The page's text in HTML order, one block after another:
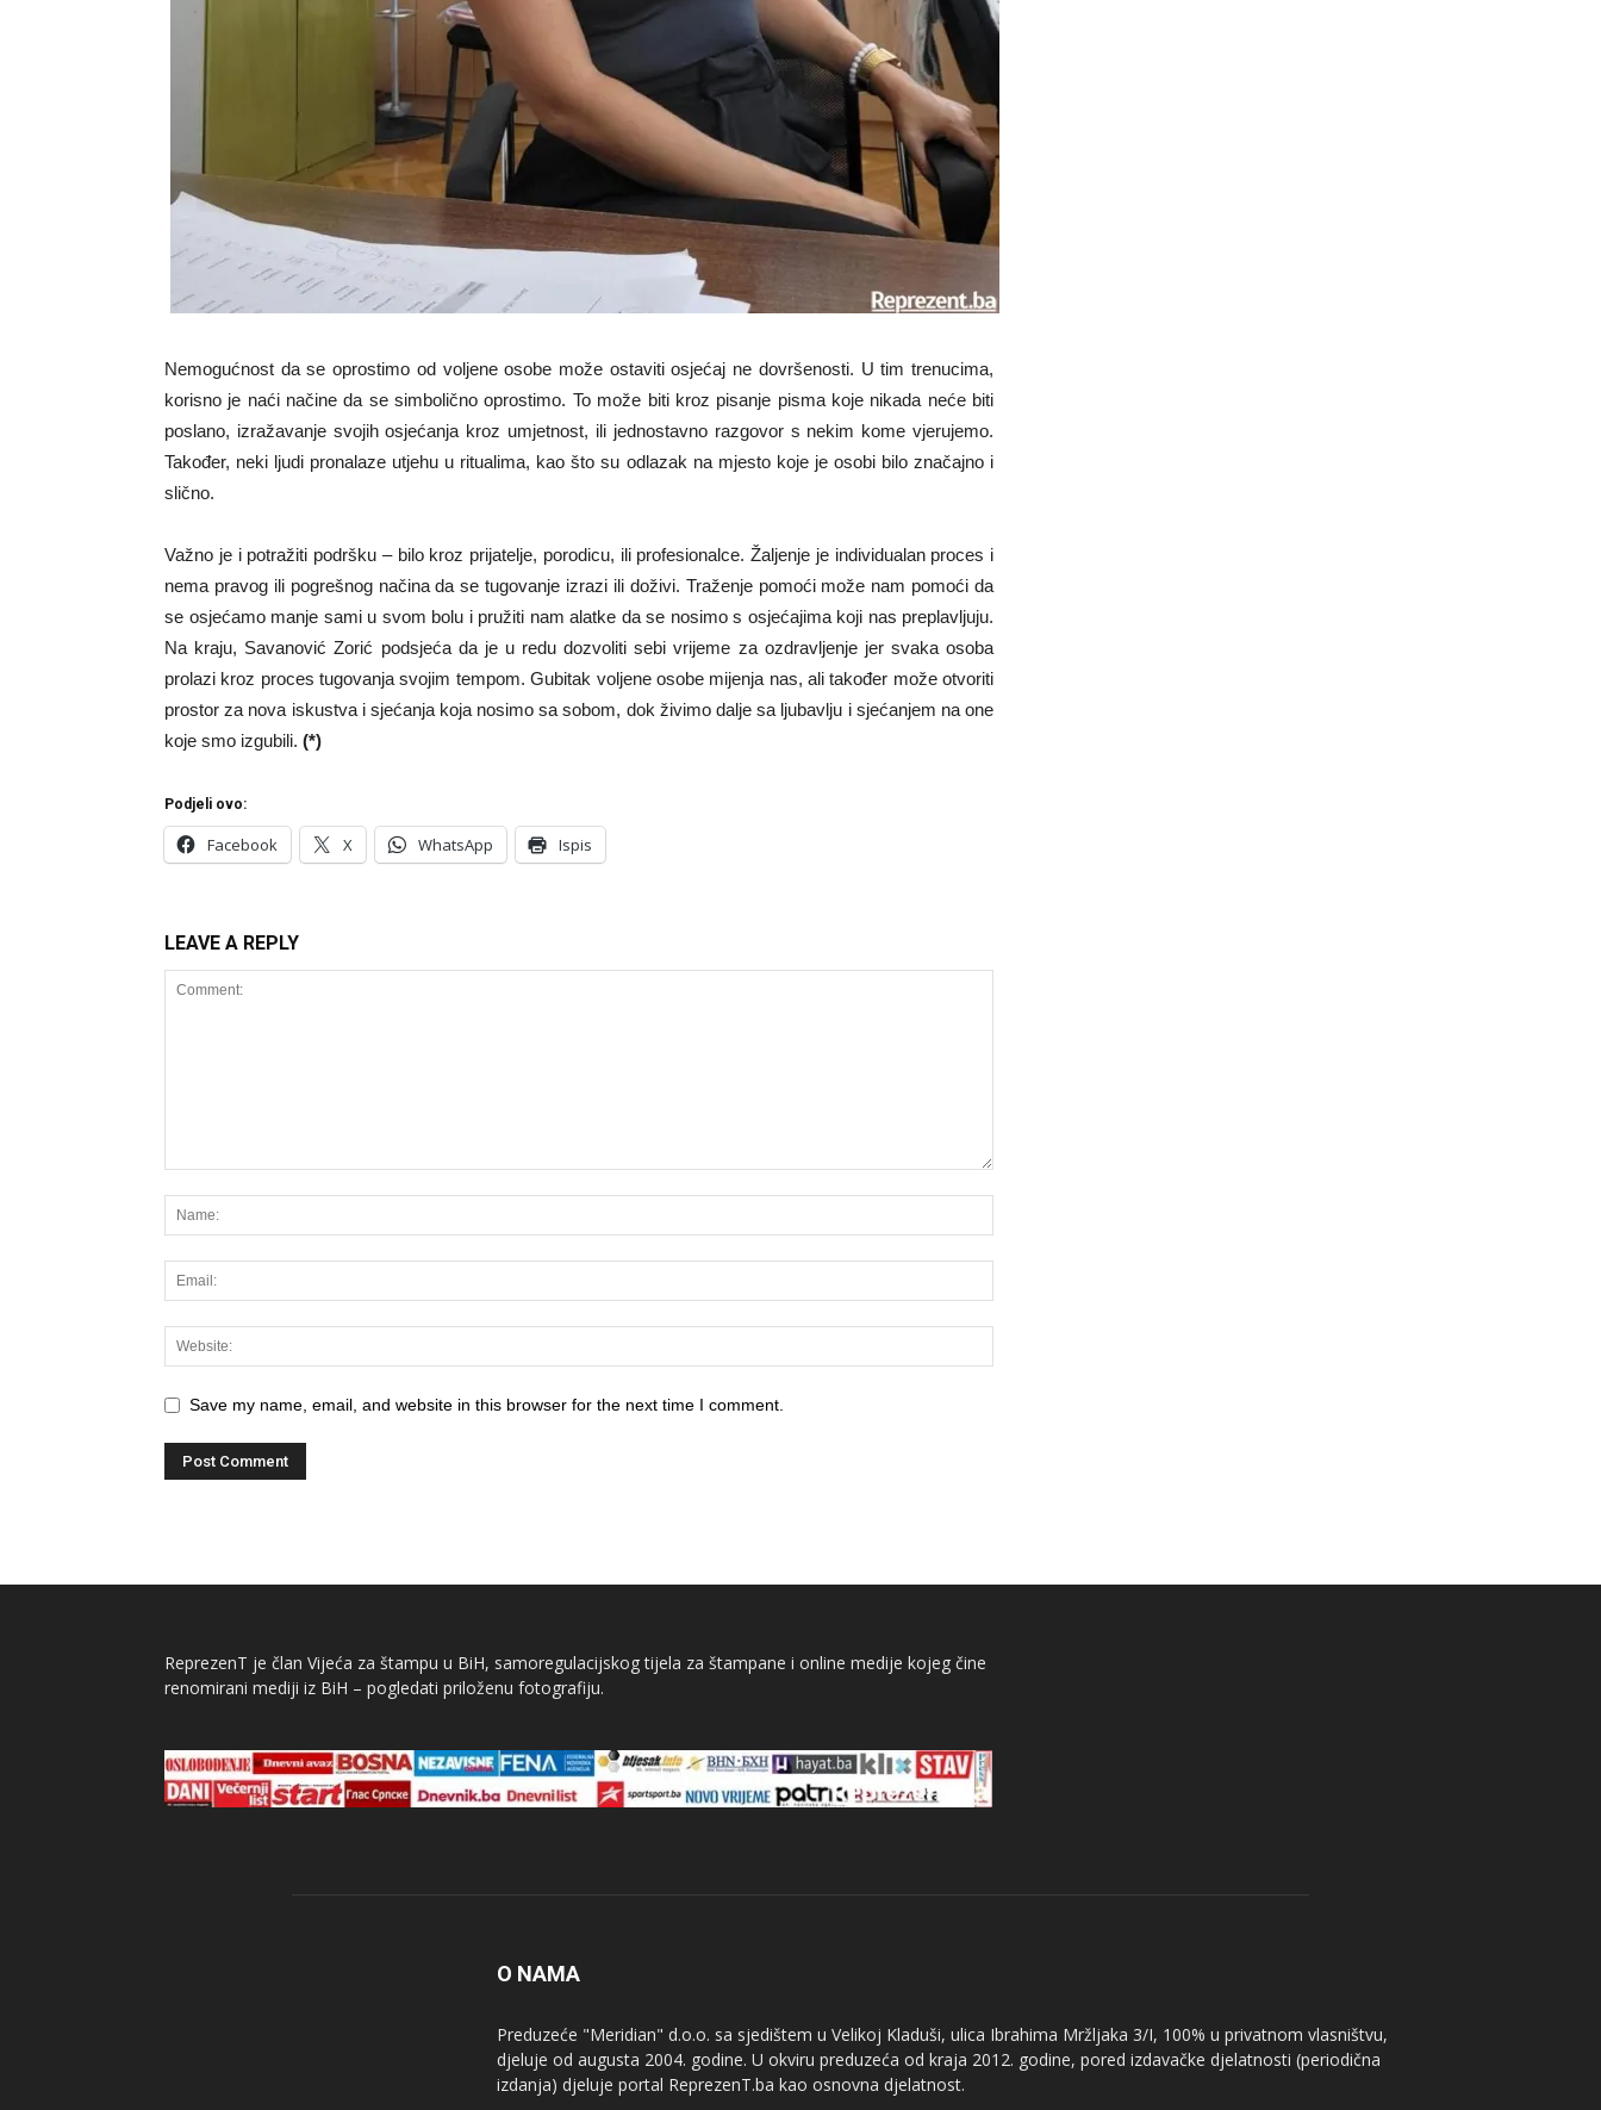
Nemogućnost da se oprostimo od voljene osobe može ostaviti osjećaj ne dovršenosti. U tim trenucima,
korisno je naći načine da se simbolično oprostimo. To može biti kroz pisanje pisma koje nikada neće biti
poslano, izražavanje svojih osjećanja kroz umjetnost, ili jednostavno razgovor s nekim kome vjerujemo.
Također, neki ljudi pronalaze utjehu u ritualima, kao što su odlazak na mjesto koje je osobi bilo značajno i
slično.
Važno je i potražiti podršku – bilo kroz prijatelje, porodicu, ili profesionalce. Žaljenje je individualan proces i
nema pravog ili pogrešnog načina da se tugovanje izrazi ili doživi. Traženje pomoći može nam pomoći da
se osjećamo manje sami u svom bolu i pružiti nam alatke da se nosimo s osjećajima koji nas preplavljuju.
Na kraju, Savanović Zorić podsjeća da je u redu dozvoliti sebi vrijeme za ozdravljenje jer svaka osoba
prolazi kroz proces tugovanja svojim tempom. Gubitak voljene osobe mijenja nas, ali također može otvoriti
prostor za nova iskustva i sjećanja koja nosimo sa sobom, dok živimo dalje sa ljubavlju i sjećanjem na one
koje smo izgubili. (*)
Podjeli ovo:
Facebook X WhatsApp Ispis
LEAVE A REPLY
Save my name, email, and website in this browser for the next time I comment.
ReprezenT je član Vijeća za štampu u BiH, samoregulacijskog tijela za štampane i online medije kojeg čine
renomirani mediji iz BiH – pogledati priloženu fotografiju.
O NAMA
Preduzeće "Meridian" d.o.o. sa sjedištem u Velikoj Kladuši, ulica Ibrahima Mržljaka 3/I, 100% u privatnom vlasništvu,
djeluje od augusta 2004. godine. U okviru preduzeća od kraja 2012. godine, pored izdavačke djelatnosti (periodična
izdanja) djeluje portal ReprezenT.ba kao osnovna djelatnost.